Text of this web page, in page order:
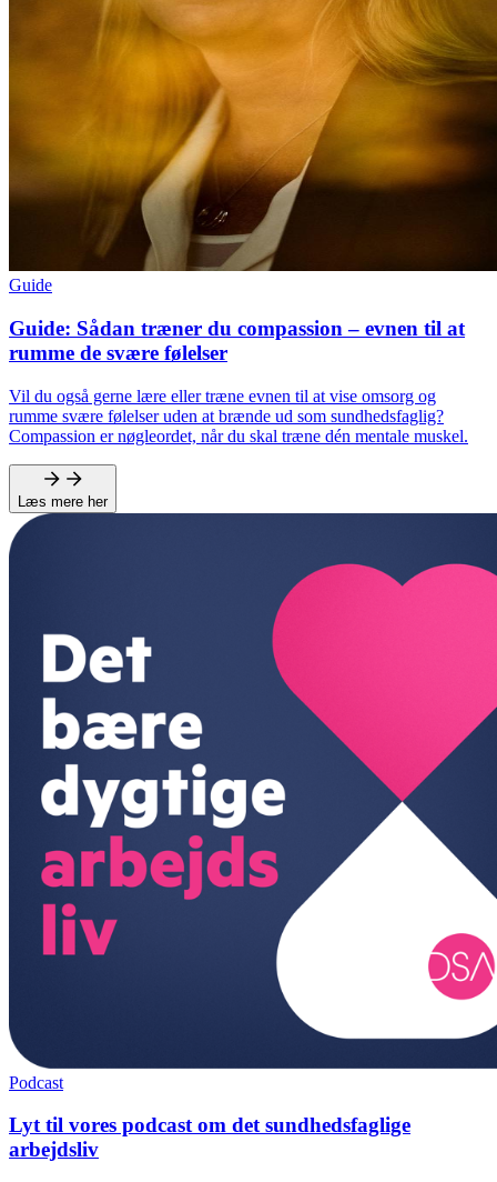
Guide
Guide: Sådan træner du compassion – evnen til at
rumme de svære følelser
Vil du også gerne lære eller træne evnen til at vise omsorg og
rumme svære følelser uden at brænde ud som sundhedsfaglig?
Compassion er nøgleordet, når du skal træne dén mentale muskel.
Læs mere her
Podcast
Lyt til vores podcast om det sundhedsfaglige
arbejdsliv